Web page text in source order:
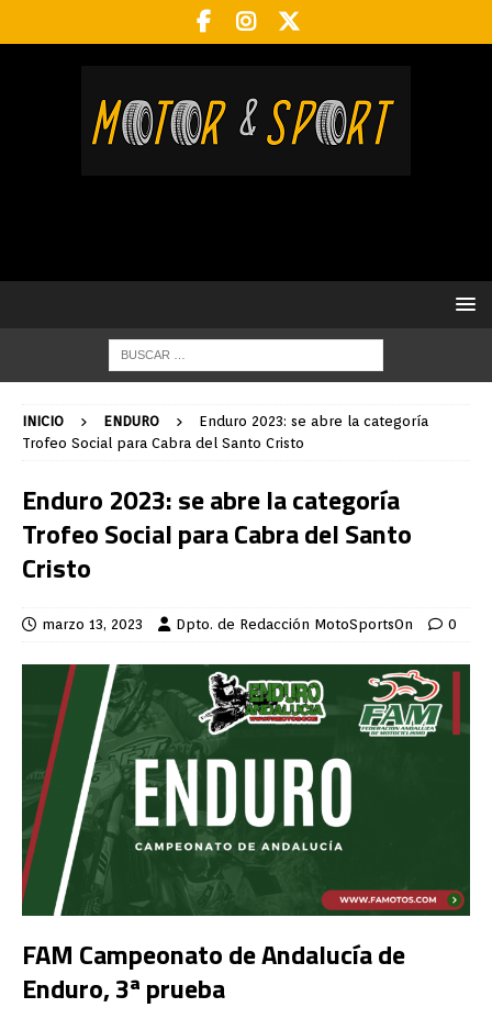
INICIO ENDURO
Enduro 2023: se abre la categoría
Trofeo Social para Cabra del Santo Cristo
Enduro 2023: se abre la categoría
Trofeo Social para Cabra del Santo
Cristo
marzo 13, 2023 Dpto. de Redacción MotoSportsOn 0
FAM Campeonato de Andalucía de
Enduro, 3ª prueba